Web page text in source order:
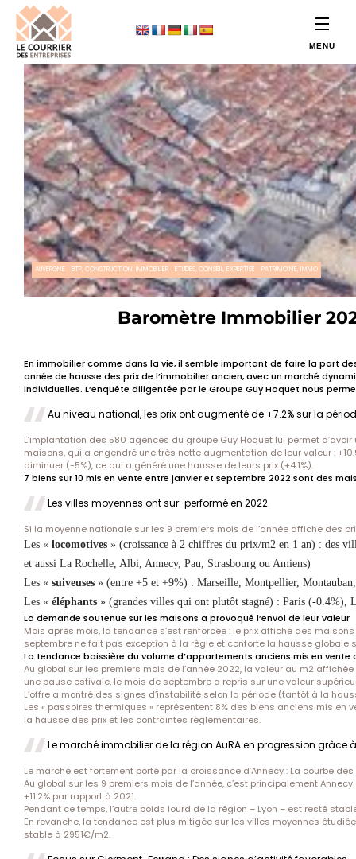
AUVERGNE BTP, CONSTRUCTION, IMMOBILIER ETUDES, CONSEIL, EXPERTISE PATRIMOINE, IMMO
Baromètre Immobilier
En immobilier comme dans la vie, il semble important de faire la part
année de hausse des prix de l’immobilier ancien, avec un marché
individuelles. L’enquête diligentée par le Groupe Guy Hoquet nous
Au niveau national, les prix ont augmenté de +7.2% sur la
L’implantation des 580 agences du groupe Guy Hoquet lui permet
maisons, qui a engendré une très nette augmentation de leur valeur :
diminuer (-5%), ce qui a généré une hausse de leurs prix (+4.1%).
7 biens sur 10 mis en vente entre janvier et septembre 2022 sont des
Les villes moyennes ont sur-performé en 2022
Si la moyenne nationale sur les 9 premiers mois de l’année affiche des
Les « locomotives » (croissance à 2 chiffres du prix/m2 en 1 an) : des
et aussi La Rochelle, Albi, Annecy, Pau, Strasbourg ou Amiens)
Les « suiveuses » (entre +5 et +9%) : Marseille, Montpellier,
Les « éléphants » (grandes villes qui ont plutôt stagné) : Paris (-
La demande soutenue sur les maisons a provoqué l’envol de leur valeur
Mois après mois, la tendance s’est renforcée : le prix affiché des
septembre ne fait pas exception à la règle et conforte la hausse globale
La tendance baissière du volume d’appartements anciens mis en vente
Au global sur les premiers mois de l’année 2022, la valeur au m2
une pause estivale, le mois de septembre a repris sur une valeur
L’offre a montré des signes d’instabilité selon la période (tantôt à la
Les « passoires thermiques » représentent 8% des biens anciens mis
la hausse des prix et les contraintes réglementaires.
Le marché immobilier de la région AuRA en progression grâce
Le marché est fortement porté par la croissance d’Annecy : La courbe
Au global sur les 9 premiers mois de l’année, c’est principalement
+11.2% par rapport à 2021.
Pendant ce temps, l’autre poids lourd de la région – Lyon – est resté
En revanche, la tendance est plus mitigée sur les villes moyennes
stable à 2951€/m2.